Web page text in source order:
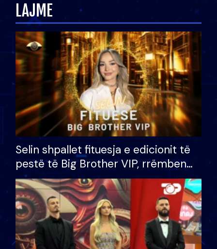
LAJME
Selin shpallet fituesja e edicionit të
pestë të Big Brother VIP, rrëmben
çmimin e madh prej 100 mijë eurosh